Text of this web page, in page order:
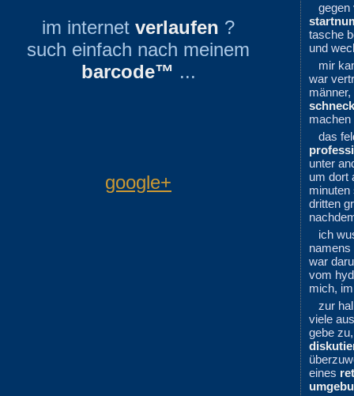
im internet verlaufen ?
such einfach nach meinem
barcode™ ...
google+
gegen
tasche
und
mir
war
das
unter
um dort
minuten
dritten
ich
namens
war
vom
mich,
zur
viele
gebe
eines